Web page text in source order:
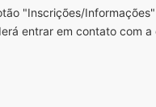
"Inscrições/
entrar em contato com a